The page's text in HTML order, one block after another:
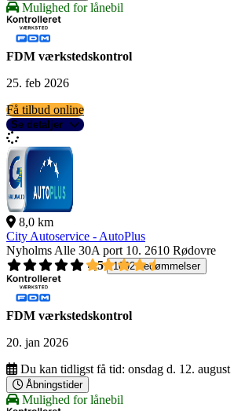
Mulighed for lånebil
FDM værkstedskontrol
25. feb 2026
Få tilbud online
Se detaljer
8,0 km
City Autoservice - AutoPlus
Nyholms Alle 30A port 10. 2610 Rødovre
4,5
1092 bedømmelser
FDM værkstedskontrol
20. jan 2026
Du kan tidligst få tid: onsdag d. 12. august
Åbningstider
Mulighed for lånebil